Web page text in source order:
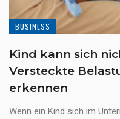
BUSINESS
Kind kann sich
Versteckte
erkennen
Wenn ein Kind sich im